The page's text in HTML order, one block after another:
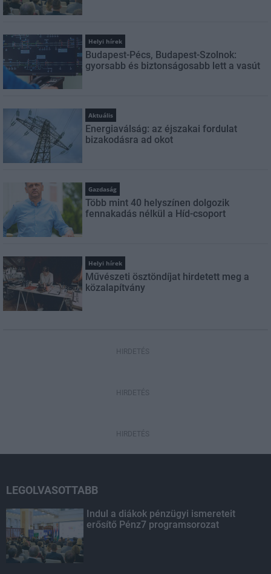
Helyi hírek
Budapest-Pécs, Budapest-Szolnok:
gyorsabb és biztonságosabb lett a vasút
Aktuális
Energiaválság: az éjszakai fordulat
bizakodásra ad okot
Gazdaság
Több mint 40 helyszínen dolgozik
fennakadás nélkül a Híd-csoport
Helyi hírek
Művészeti ösztöndíjat hirdetett meg a
közalapítvány
HIRDETÉS
HIRDETÉS
HIRDETÉS
LEGOLVASOTTABB
Indul a diákok pénzügyi ismereteit
erősítő Pénz7 programsorozat